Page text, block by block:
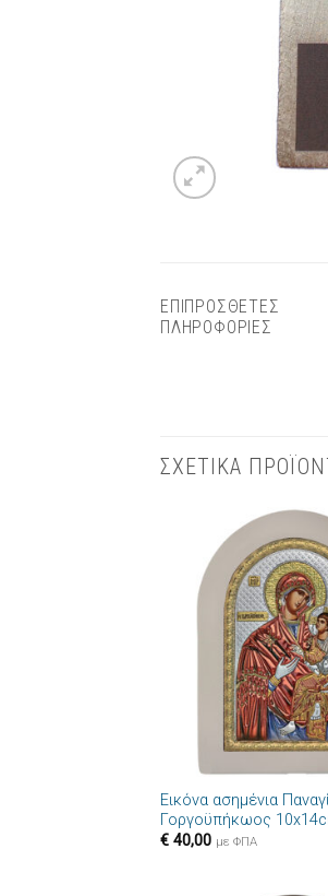
ΕΠΙΠΡΟΣΘΕΤΕΣ
ΠΛΗΡΟΦΟΡΙΕΣ
ΣΧΕΤΙΚΑ
Εικόνα ασημένια
Γοργοϋπήκωος
€40,00 με ΦΠΑ